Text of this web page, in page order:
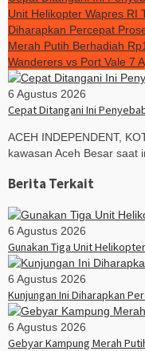
Unit Helikopter Wapres RI
Diharapkan Percepat
Merah Putih Berhadiah
Wanderers vs Port Vale 7
6 Agustus 2026
Cepat Ditangani Ini
ACEH INDEPENDENT,
kawasan Aceh Besar
Berita Terkait
6 Agustus 2026
Gunakan Tiga Unit
6 Agustus 2026
Kunjungan Ini Diharapkan
6 Agustus 2026
Gebyar Kampung Merah